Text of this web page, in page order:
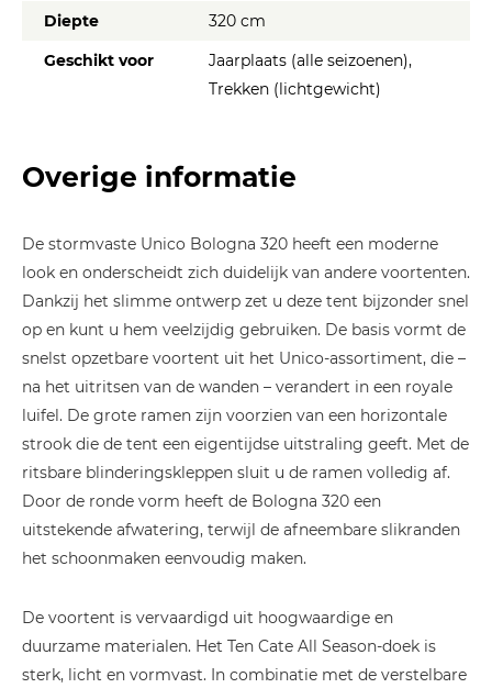
Diepte
320 cm
Geschikt voor
Jaarplaats (alle seizoenen),
Trekken (lichtgewicht)
Overige informatie
De stormvaste Unico Bologna 320 heeft een moderne
look en onderscheidt zich duidelijk van andere voortenten.
Dankzij het slimme ontwerp zet u deze tent bijzonder snel
op en kunt u hem veelzijdig gebruiken. De basis vormt de
snelst opzetbare voortent uit het Unico-assortiment, die –
na het uitritsen van de wanden – verandert in een royale
luifel. De grote ramen zijn voorzien van een horizontale
strook die de tent een eigentijdse uitstraling geeft. Met de
ritsbare blinderingskleppen sluit u de ramen volledig af.
Door de ronde vorm heeft de Bologna 320 een
uitstekende afwatering, terwijl de afneembare slikranden
het schoonmaken eenvoudig maken.
De voortent is vervaardigd uit hoogwaardige en
duurzame materialen. Het Ten Cate All Season-doek is
sterk, licht en vormvast. In combinatie met de verstelbare